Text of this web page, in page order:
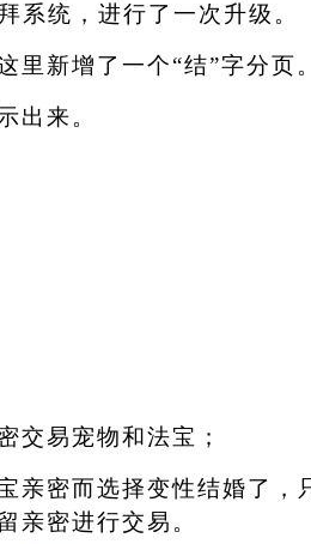
系统，进行了一次升级。
里新增了一个“结”字分页。
出来。
交易宠物和法宝；
亲密而选择变性结婚了，
亲密进行交易。